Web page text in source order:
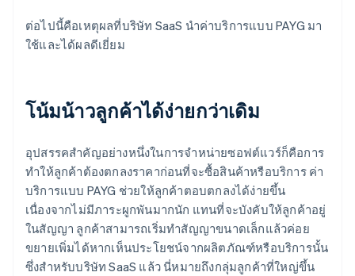
ต่อไปนี้คือเหตุผลที่บริษัท SaaS นำค่าบริการแบบ PAYG มา
ใช้และได้ผลดีเยี่ยม
โน้มน้าวลูกค้าได้ง่ายกว่าเดิม
อุปสรรคสำคัญอย่างหนึ่งในการจําหน่ายซอฟต์แวร์ก็คือการ
ทําให้ลูกค้าต้องตกลงราคาก่อนที่จะซื้อสินค้าหรือบริการ ค่า
บริการแบบ PAYG ช่วยให้ลูกค้าตอบตกลงได้ง่ายขึ้น
เนื่องจากไม่มีภาระผูกพันมากนัก แทนที่จะบังคับให้ลูกค้าอยู่
ในสัญญา ลูกค้าสามารถเริ่มทําสัญญาขนาดเล็กแล้วค่อย
ขยายเพิ่มได้หากเห็นประโยชน์จากผลิตภัณฑ์หรือบริการนั้น
ซึ่งสําหรับบริษัท SaaS แล้ว นี่หมายถึงกลุ่มลูกค้าที่ใหญ่ขึ้น